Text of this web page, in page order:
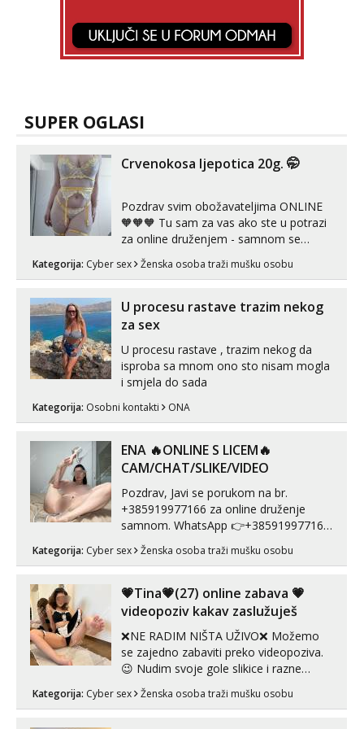
SUPER OGLASI
Crvenokosa ljepotica 20g. 🤭
Pozdrav svim obožavateljima ONLINE
🧡🧡🧡 Tu sam za vas ako ste u potrazi
za online druženjem - samnom se
možete zabaviti preko videopoziva, ili
ako vam nisam dovoljna radim i u paru i
😉 Radim i vruća tipkanja uz slike i hot
line pozive. Za vas sam pripremila ...
Kategorija: Cyber sex Ženska osoba traži mušku osobu
U procesu rastave trazim nekog
za sex
U procesu rastave , trazim nekog da
isproba sa mnom ono sto nisam mogla
i smjela do sada
Kategorija: Osobni kontakti ONA
ENA 🔥ONLINE S LICEM🔥
CAM/CHAT/SLIKE/VIDEO
Pozdrav, Javi se porukom na br.
+385919977166 za online druženje
samnom. WhatsApp 👉+385919977166
Telegram 👉@enafriedrichkis Radim
videopozive s licem, solo i s partnerom,
kombinacije halteri, haljine, štikle,
samostojeće itd. Nudim svakakva videa
seksa, puš...
Kategorija: Cyber sex Ženska osoba traži mušku osobu
💗Tina💗(27) online zabava 💗
videopoziv kakav zaslužuješ
❌NE RADIM NIŠTA UŽIVO❌ Možemo
se zajedno zabaviti preko videopoziva.
😉 Nudim svoje gole slikice i razne
videouradke. 🤩 Za online zabavu pošalji
poruku na Whatsapp, Telegram ili Viber.
Kategorija: Cyber sex Ženska osoba traži mušku osobu